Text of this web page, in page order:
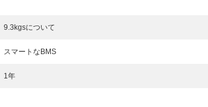
9.3kgsについて
スマートなBMS
1年